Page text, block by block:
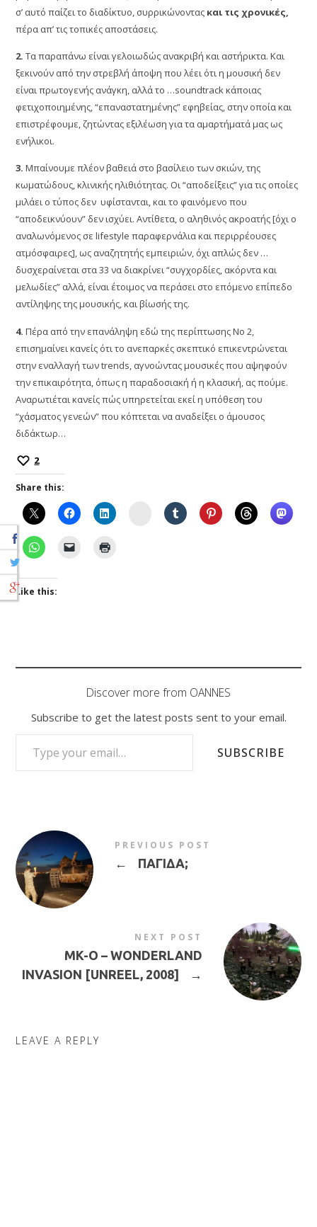
σ’ αυτό παίζει το διαδίκτυο, συρρικώνοντας και τις χρονικές,
πέρα απ’ τις τοπικές αποστάσεις.
2. Τα παραπάνω είναι γελοιωδώς ανακριβή και αστήρικτα. Και
ξεκινούν από την στρεβλή άποψη που λέει ότι η μουσική δεν
είναι πρωτογενής ανάγκη, αλλά το …soundtrack κάποιας
φετιχοποιημένης, “επαναστατημένης” εφηβείας, στην οποία και
επιστρέφουμε, ζητώντας εξιλέωση για τα αμαρτήματά μας ως
ενήλικοι.
3. Μπαίνουμε πλέον βαθειά στο βασίλειο των σκιών, της
κωματώδους, κλινικής ηλιθιότητας. Οι “αποδείξεις” για τις οποίες
μιλάει ο τύπος δεν υφίστανται, και το φαινόμενο που
“αποδεικνύουν” δεν ισχύει. Αντίθετα, ο αληθινός ακροατής [όχι ο
αναλωνόμενος σε lifestyle παραφερνάλια και περιρρέουσες
ατμόσφαιρες], ως αναζητητής εμπειριών, όχι απλώς δεν …
δυσχεραίνεται στα 33 να διακρίνει “συγχορδίες, ακόρντα και
μελωδίες” αλλά, είναι έτοιμος να περάσει στο επόμενο επίπεδο
αντίληψης της μουσικής, και βίωσής της.
4. Πέρα από την επανάληψη εδώ της περίπτωσης Νο 2,
επισημαίνει κανείς ότι το ανεπαρκές σκεπτικό επικεντρώνεται
στην εναλλαγή των trends, αγνοώντας μουσικές που αψηφούν
την επικαιρότητα, όπως η παραδοσιακή ή η κλασική, ας πούμε.
Αναρωτιέται κανείς πώς υπηρετείται εκεί η υπόθεση του
“χάσματος γενεών” που κόπτεται να αναδείξει ο άμουσος
διδάκτωρ…
2
Share this:
Instagram
Like this:
Discover more from OANNES
Subscribe to get the latest posts sent to your email.
TYPE YOUR EMAIL…
SUBSCRIBE
PREVIOUS POST
← ΠΑΓΙΔΑ;
NEXT POST
MK-O – WONDERLAND
INVASION [UNREEL, 2008]
→
LEAVE A REPLY